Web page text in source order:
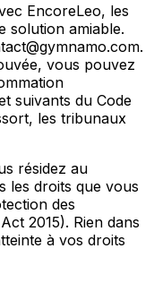
EncoreLeo, les
solution amiable.
vous pouvez
suivants du Code
les tribunaux
résidez au
les droits que vous
des
2015). Rien dans
à vos droits